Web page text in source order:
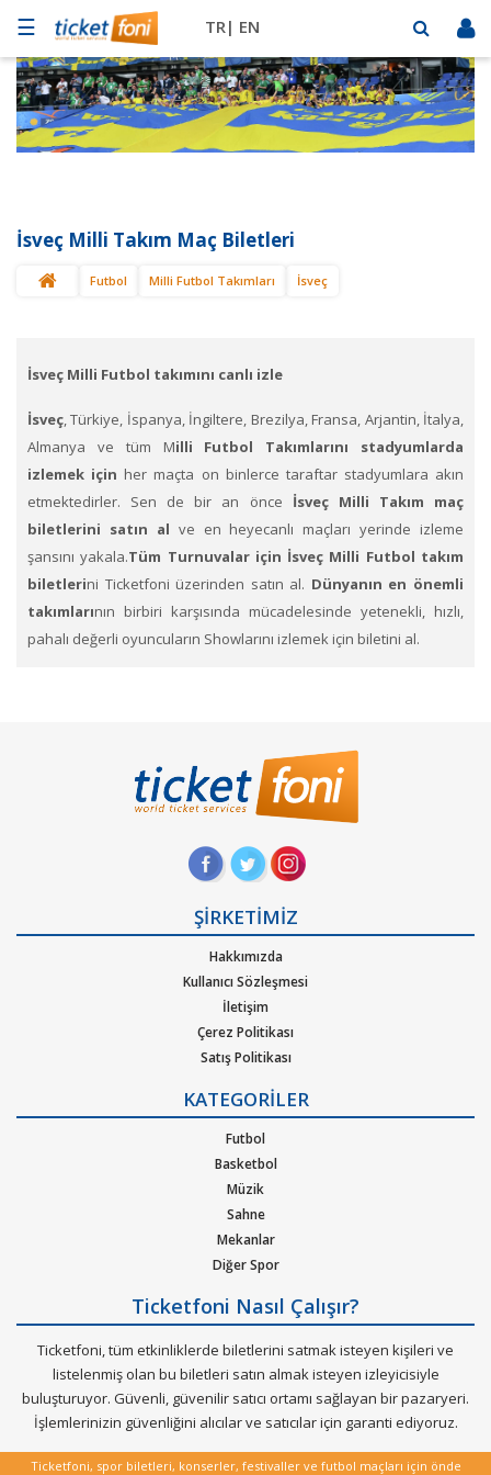
☰ TR| EN
Futbol
Basketbol
Mekanlar
Diğer
SAT
İsveç Milli Takım Maç Biletleri
Futbol Milli Futbol Takımları İsveç
İsveç Milli Futbol takımını canlı izle
İsveç, Türkiye, İspanya, İngiltere, Brezilya, Fransa, Arjantin, İtalya,
Almanya ve tüm Milli Futbol Takımlarını stadyumlarda
izlemek için her maçta on binlerce taraftar stadyumlara akın
etmektedirler. Sen de bir an önce İsveç Milli Takım maç
biletlerini satın al ve en heyecanlı maçları yerinde izleme
şansını yakala.Tüm Turnuvalar için İsveç Milli Futbol takım
biletlerini Ticketfoni üzerinden satın al. Dünyanın en önemli
takımlarının birbiri karşısında mücadelesinde yetenekli, hızlı,
pahalı değerli oyuncuların Showlarını izlemek için biletini al.
futbolculara sahip çıkıyorlar.
İsveçTakımını desteklemek için
stadyumdaki yerlerini dolduruyor. Ticketfoni üzerinden İsveç
Milli Takımı Bileti satın almak için,
1. Ticketfoni’ye üye olunuz. Bilet seçiminizi yapınız. (Katılmak
oturma planları ve kategori sayesinde bilet seçiminizi yapınız.)
2. Size sunulan güvenli ödeme adımına geçiniz. Artık biletiniz
ŞİRKETİMİZ
Hakkımızda
Kullanıcı Sözleşmesi
İletişim
Çerez Politikası
Satış Politikası
Kurumsal Ağırlama
Nasıl Çalışır
Bilet Tipi ve Teslimat
Üyelik Doğrulama
Sık Sorulan Sorular
KATEGORİLER
Futbol
Basketbol
Müzik
Sahne
Mekanlar
Diğer Spor
Ticketfoni Nasıl Çalışır?
Ticketfoni, tüm etkinliklerde biletlerini satmak isteyen kişileri ve
listelenmiş olan bu biletleri satın almak isteyen izleyicisiyle
buluşturuyor. Güvenli, güvenilir satıcı ortamı sağlayan bir pazaryeri.
İşlemlerinizin güvenliğini alıcılar ve satıcılar için garanti ediyoruz.
Ticketfoni, spor biletleri, konserler, festivaller ve futbol maçları için önde